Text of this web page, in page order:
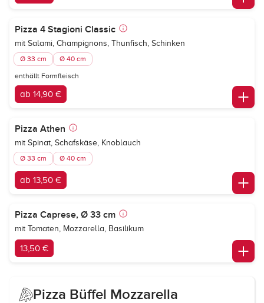
Pizza 4 Stagioni Classic
mit Salami, Champignons, Thunfisch, Schinken
Ø 33 cm Ø 40 cm
enthällt Formfleisch
ab 14,90 €
Pizza Athen
mit Spinat, Schafskäse, Knoblauch
Ø 33 cm Ø 40 cm
ab 13,50 €
Pizza Caprese, Ø 33 cm
mit Tomaten, Mozzarella, Basilikum
13,50 €
Pizza Büffel Mozzarella